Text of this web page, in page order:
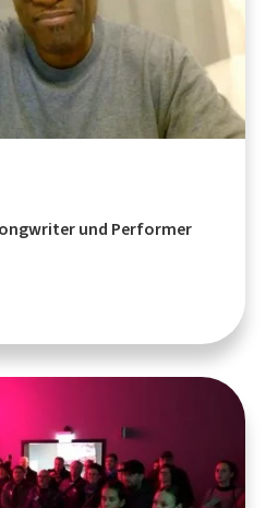
und Performer